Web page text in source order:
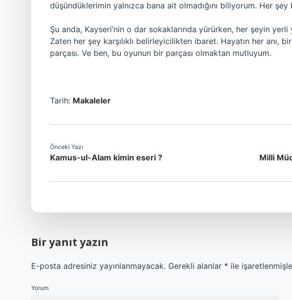
düşündüklerimin yalnızca bana ait olmadığını biliyorum. Her
Şu anda, Kayseri’nin o dar sokaklarında yürürken, her şeyin
Zaten her şey karşılıklı belirleyicilikten ibaret. Hayatın her anı,
parçası. Ve ben, bu oyunun bir parçası olmaktan mutluyum.
Tarih: Makaleler
Önceki Yazı
Kamus-ul-Alam kimin eseri ? Milli
Bir yanıt yazın
E-posta adresiniz yayınlanmayacak. Gerekli alanlar * ile
Yorum